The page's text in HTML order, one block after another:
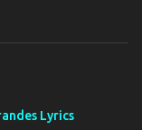
escaso Mi
que a diario me
puerta me
Lyrics